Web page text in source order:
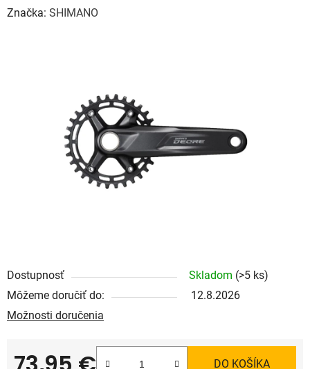
Dostupnosť Skladom (>5 ks)
Môžeme doručiť do:
12.8.2026
Možnosti doručenia
DO KOŠÍKA
Značka: SHIMANO